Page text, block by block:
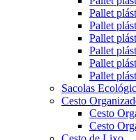
Pallet
Pallet
Pallet
Pallet
Pallet
Pallet
Sacolas
Cesto
Cesto
Cesto